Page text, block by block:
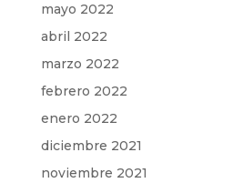
mayo 2022
abril 2022
marzo 2022
febrero 2022
enero 2022
diciembre 2021
noviembre 2021